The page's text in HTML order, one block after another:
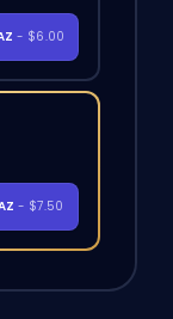
- $6.00
- $7.50